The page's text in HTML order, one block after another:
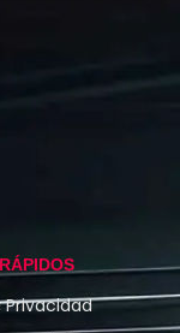
Privacidad